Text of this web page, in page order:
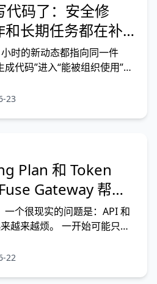
码了：安全修
长期任务都在补关
时的新动态都指向同一件
代码”进入“能被组织使用”的
期任务要有持续上下文，平
可见。 今日重点 OpenAI 扩
23
Plan 和 Token
Gateway 帮我
个很现实的问题是：API 和
越来越烦。 一开始可能只是
任务，又开了几个 Token
、某个模型效果好，还会顺
22